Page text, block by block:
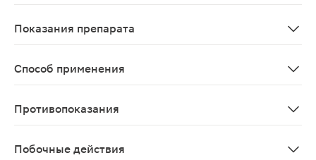
Показания препарата
Способ применения
Противопоказания
Побочные действия